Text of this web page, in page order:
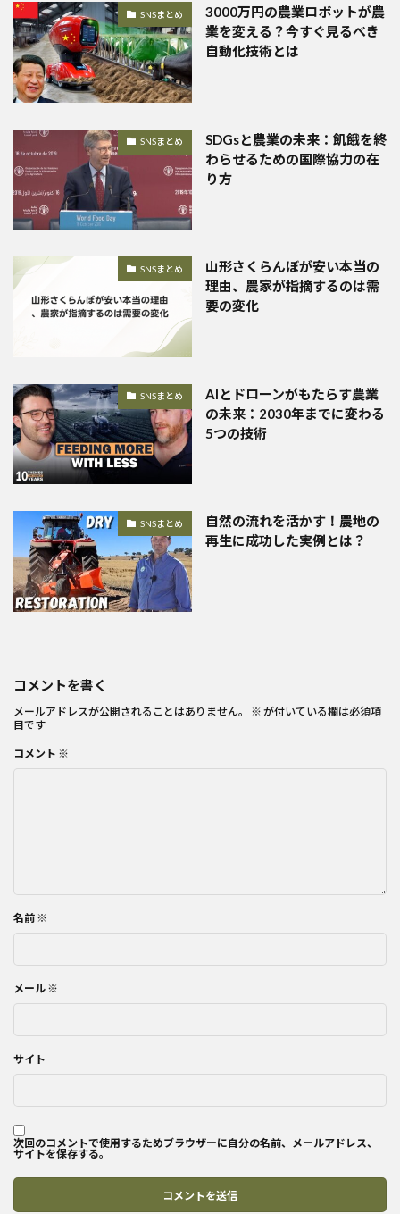
SNSまとめ
3000万円の農業ロボットが農
業を変える？今すぐ見るべき
自動化技術とは
SNSまとめ
SDGsと農業の未来：飢餓を終
わらせるための国際協力の在
り方
SNSまとめ
山形さくらんぼが安い本当の
理由、農家が指摘するのは需
要の変化
SNSまとめ
AIとドローンがもたらす農業
の未来：2030年までに変わる
5つの技術
SNSまとめ
自然の流れを活かす！農地の
再生に成功した実例とは？
コメントを書く
メールアドレスが公開されることはありません。 ※ が付いている欄は必須項
目です
コメント ※
名前 ※
メール ※
サイト
次回のコメントで使用するためブラウザーに自分の名前、メールアドレス、
サイトを保存する。